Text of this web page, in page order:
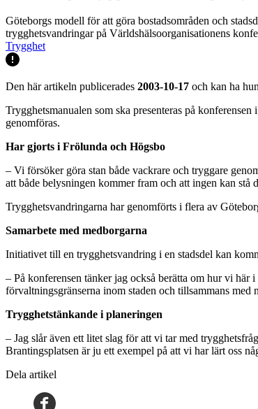
Göteborgs modell för att göra bostadsområden och
trygghetsvandringar på Världshälsoorganisationens
Trygghet
Den här artikeln publicerades 2003-10-17 och kan ha
Trygghetsmanualen som ska presenteras på
genomföras.
Har gjorts i Frölunda och Högsbo
– Vi försöker göra stan både vackrare och tryggare
att både belysningen kommer fram och att ingen kan
Trygghetsvandringarna har genomförts i flera av
Samarbete med medborgarna
Initiativet till en trygghetsvandring i en stadsdel kan
– På konferensen tänker jag också berätta om hur vi
förvaltningsgränserna inom staden och tillsammans med
Trygghetstänkande i planeringen
– Jag slår även ett litet slag för att vi tar med
Brantingsplatsen är ju ett exempel på att vi har lärt oss
Dela artikel